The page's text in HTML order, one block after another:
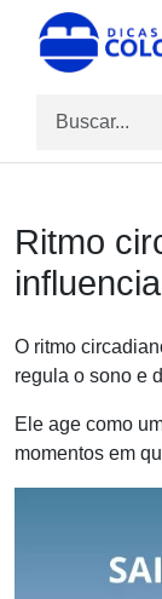
content
Dicas de
Site para
Ritmo
O ritmo
regula o sono e
Ele age como
momentos em